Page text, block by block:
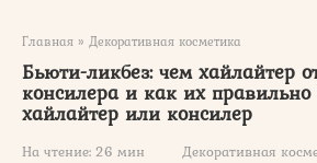
Главная » Декоративная косметика
Бьюти-ликбез: чем хайлайтер
консилера и как их правильно
хайлайтер или консилер
На чтение: 26 мин Декоративная